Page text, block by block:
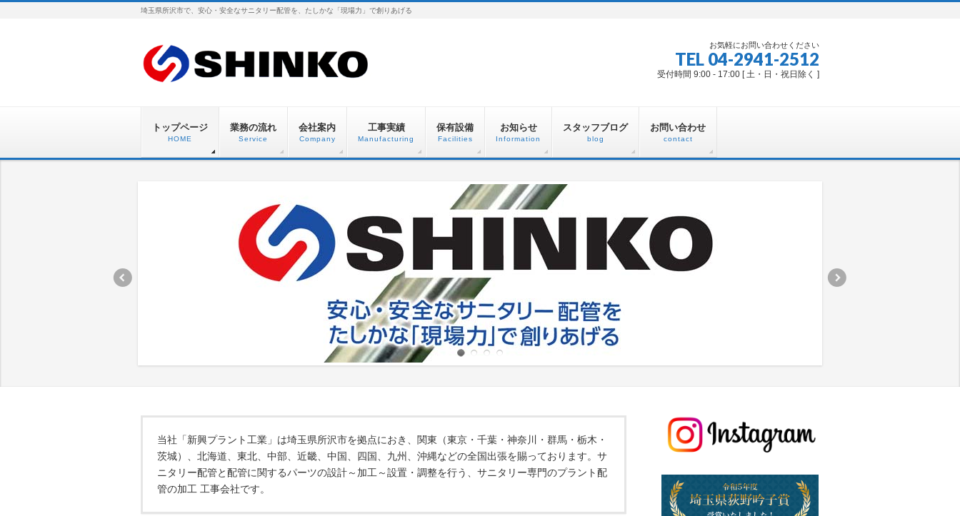
埼玉県所沢市で、安心・安全なサニタリー配管を、たしかな「現場力」で創りあげる
お気軽にお問い合わせください
TEL 04-2941-2512
受付時間 9:00 - 17:00 [ 土・日・祝日除く ]
トップページ
HOME
業務の流れ
Service
会社案内
Company
工事実績
Manufacturing
保有設備
Facilities
お知らせ
Information
スタッフブログ
blog
お問い合わせ
contact
当社「新興プラント工業」は埼玉県所沢市を拠点におき、関東（東京・千葉・神奈川・群馬・栃木・
茨城）、北海道、東北、中部、近畿、中国、四国、九州、沖縄などの全国出張を賜っております。サ
ニタリー配管と配管に関するパーツの設計～加工～設置・調整を行う、サニタリー専門のプラント配
管の加工 工事会社です。